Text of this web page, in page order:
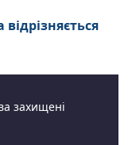
захищені